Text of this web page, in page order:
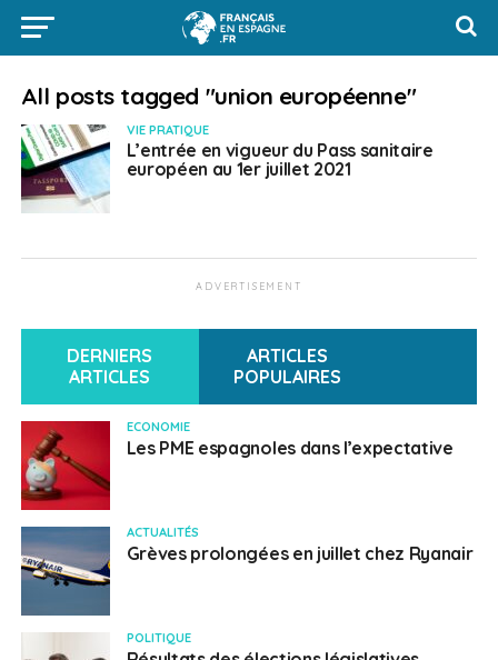
All posts tagged "union européenne"
VIE PRATIQUE
L’entrée en vigueur du Pass sanitaire
européen au 1er juillet 2021
ADVERTISEMENT
DERNIERS
ARTICLES
ARTICLES
POPULAIRES
ECONOMIE
Les PME espagnoles dans l’expectative
ACTUALITÉS
Grèves prolongées en juillet chez Ryanair
POLITIQUE